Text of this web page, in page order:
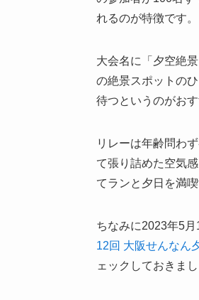
れるのが特徴です。
大会名に「夕空絶
の絶景スポットの
待つというのがおす
リレーは年齢問わ
て張り詰めた空気
てランと夕日を満
ちなみに2023年5
12回 大阪せんなん
ェックしておきまし